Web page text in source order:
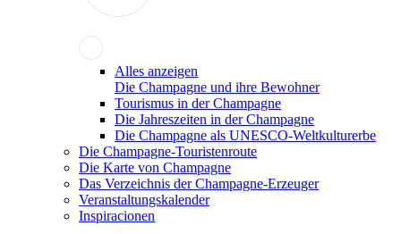
Alles anzeigen
Die Champagne und ihre Bewohner
Tourismus in der Champagne
Die Jahreszeiten in der Champagne
Die Champagne als UNESCO-Weltkulturerbe
Die Champagne-Touristenroute
Die Karte von Champagne
Das Verzeichnis der Champagne-Erzeuger
Veranstaltungskalender
Inspiracionen